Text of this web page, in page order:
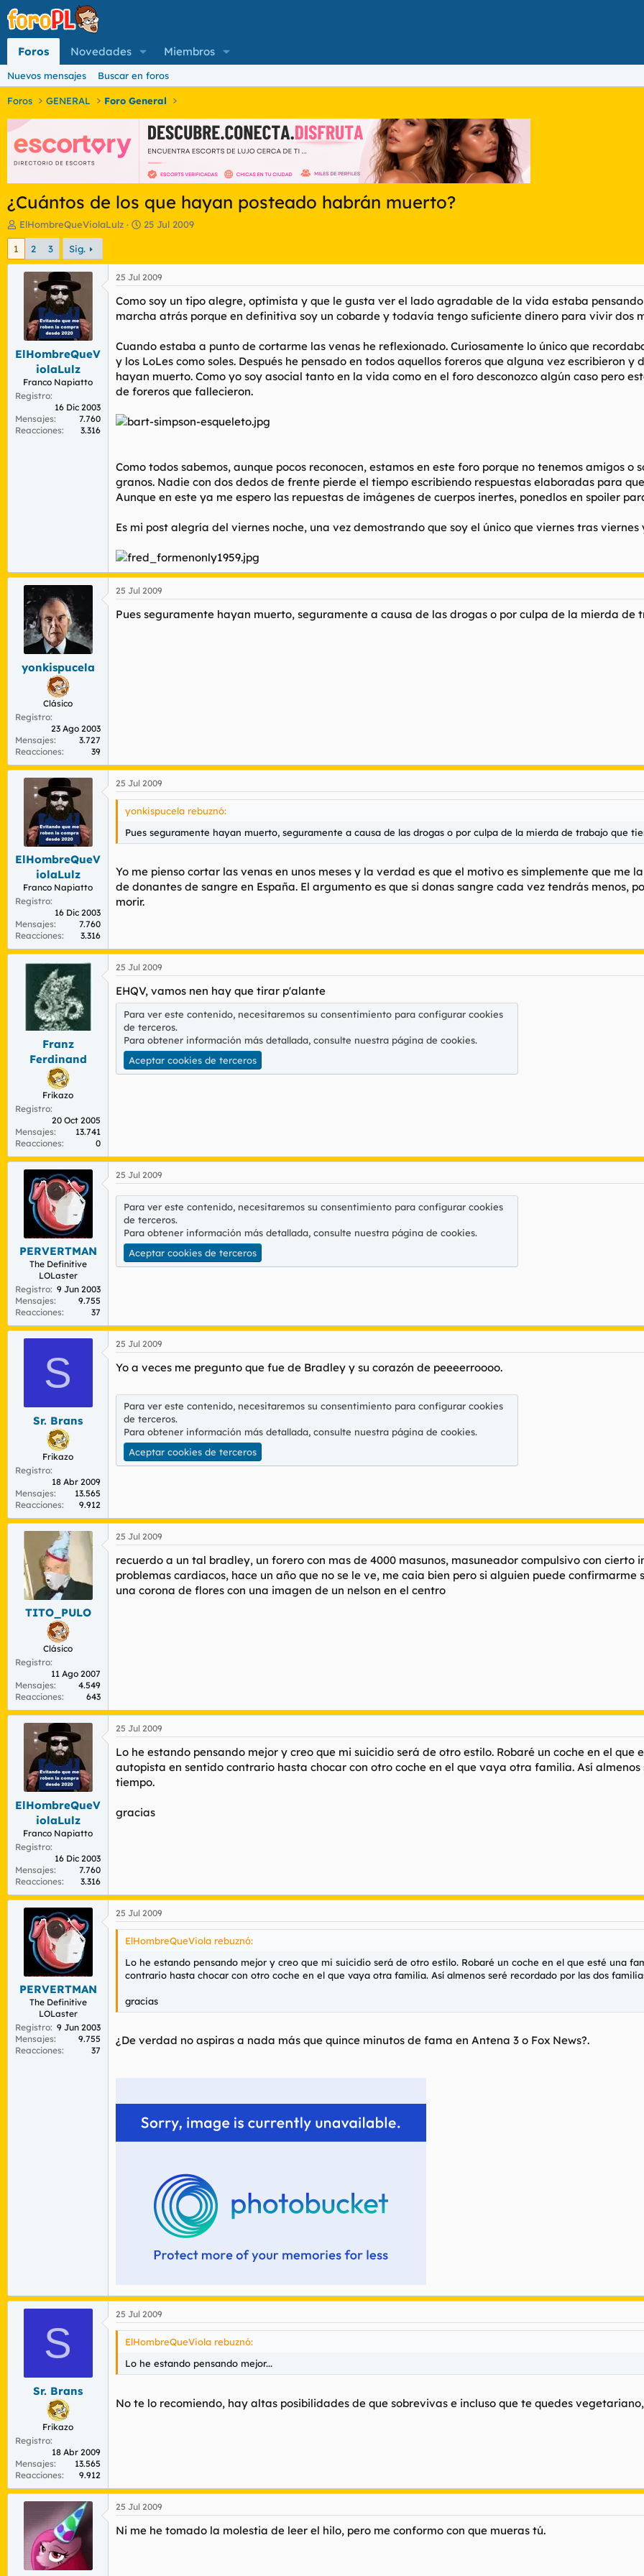
Foros Novedades Miembros
Nuevos mensajes Buscar en foros
Foros GENERAL Foro General
¿Cuántos de los que hayan posteado habrán muerto?
I
n
c
d
e
e
a
ElHombreQueViolaLulz
F
h
a
d
e
i
c
i
o
25 Jul 2009
1 2 3 Sig.
ElHombreQueV
iolaLulz
Franco Napiatto
Registro
16 Dic 2003
Mensajes
7.760
Reacciones
3.316
25 Jul 2009
Como soy un tipo alegre, optimista y que le gusta ver el lado agradable de la vida estaba
marcha atrás porque en definitiva soy un cobarde y todavía tengo suficiente dinero para vivir dos
Cuando estaba a punto de cortarme las venas he reflexionado. Curiosamente lo único que
y los LoLes como soles. Después he pensado en todos aquellos foreros que alguna vez escribieron y
hayan muerto. Como yo soy asocial tanto en la vida como en el foro desconozco algún caso pero
de foreros que fallecieron.
Como todos sabemos, aunque pocos reconocen, estamos en este foro porque no tenemos amigos o
granos. Nadie con dos dedos de frente pierde el tiempo escribiendo respuestas elaboradas para
Aunque en este ya me espero las repuestas de imágenes de cuerpos inertes, ponedlos en spoiler
Es mi post alegría del viernes noche, una vez demostrando que soy el único que viernes tras
yonkispucela
Clásico
Registro
23 Ago 2003
Mensajes
3.727
Reacciones
39
25 Jul 2009
Pues seguramente hayan muerto, seguramente a causa de las drogas o por culpa de la mierda de
ElHombreQueV
iolaLulz
Franco Napiatto
Registro
16 Dic 2003
Mensajes
7.760
Reacciones
3.316
25 Jul 2009
yonkispucela rebuznó:
Pues seguramente hayan muerto, seguramente a causa de las drogas o por culpa de la mierda de trabajo que
Yo me pienso cortar las venas en unos meses y la verdad es que el motivo es simplemente que me
de donantes de sangre en España. El argumento es que si donas sangre cada vez tendrás menos,
morir.
Franz
Ferdinand
Frikazo
Registro
20 Oct 2005
Mensajes
13.741
Reacciones
0
25 Jul 2009
EHQV, vamos nen hay que tirar p'alante
Para ver este contenido, necesitaremos su consentimiento para configurar cookies
de terceros.
Para obtener información más detallada, consulte nuestra página de cookies.
Aceptar cookies de terceros
PERVERTMAN
The Definitive
LOLaster
Registro 9 Jun 2003
Mensajes
9.755
Reacciones
37
25 Jul 2009
Para ver este contenido, necesitaremos su consentimiento para configurar cookies
de terceros.
Para obtener información más detallada, consulte nuestra página de cookies.
Aceptar cookies de terceros
S
Sr. Brans
Frikazo
Registro
18 Abr 2009
Mensajes
13.565
Reacciones
9.912
25 Jul 2009
Yo a veces me pregunto que fue de Bradley y su corazón de peeeerroooo.
Para ver este contenido, necesitaremos su consentimiento para configurar cookies
de terceros.
Para obtener información más detallada, consulte nuestra página de cookies.
Aceptar cookies de terceros
TITO_PULO
Clásico
Registro
11 Ago 2007
Mensajes
4.549
Reacciones
643
25 Jul 2009
recuerdo a un tal bradley, un forero con mas de 4000 masunos, masuneador compulsivo con
problemas cardiacos, hace un año que no se le ve, me caia bien pero si alguien puede
una corona de flores con una imagen de un nelson en el centro
ElHombreQueV
iolaLulz
Franco Napiatto
Registro
16 Dic 2003
Mensajes
7.760
Reacciones
3.316
25 Jul 2009
Lo he estando pensando mejor y creo que mi suicidio será de otro estilo. Robaré un coche en el
autopista en sentido contrario hasta chocar con otro coche en el que vaya otra familia. Así
tiempo.
gracias
PERVERTMAN
The Definitive
LOLaster
Registro 9 Jun 2003
Mensajes
9.755
Reacciones
37
25 Jul 2009
ElHombreQueViola rebuznó:
Lo he estando pensando mejor y creo que mi suicidio será de otro estilo. Robaré un coche en el que esté una
contrario hasta chocar con otro coche en el que vaya otra familia. Así almenos seré recordado por las dos
gracias
¿De verdad no aspiras a nada más que quince minutos de fama en Antena 3 o Fox News?.
S
Sr. Brans
Frikazo
Registro
18 Abr 2009
Mensajes
13.565
Reacciones
9.912
25 Jul 2009
ElHombreQueViola rebuznó:
Lo he estando pensando mejor...
No te lo recomiendo, hay altas posibilidades de que sobrevivas e incluso que te quedes
25 Jul 2009
Ni me he tomado la molestia de leer el hilo, pero me conformo con que mueras tú.